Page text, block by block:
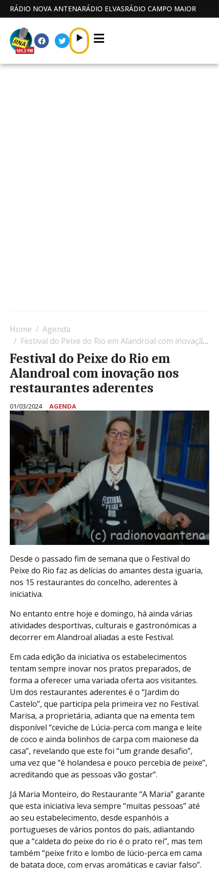
RÁDIO NOVA ANTENARÁDIO ELVASRÁDIO CAMPO MAIOR
Home
Agenda
Festival do Peixe do Rio em Alandroal com inovação nos restaurantes aderentes
Festival do Peixe do Rio em
Alandroal com inovação nos
restaurantes aderentes
01/03/2024 AGENDA
Desde o passado fim de semana que o Festival do
Peixe do Rio faz as delícias do amantes desta iguaria,
nos 15 restaurantes do concelho, aderentes à
iniciativa.
No entanto entre hoje e domingo, há ainda várias
atividades desportivas, culturais e gastronómicas a
decorrer em Alandroal aliadas a este Festival.
Em cada edição da iniciativa os estabelecimentos
tentam sempre inovar nos pratos preparados, de
forma a oferecer uma variada oferta aos visitantes.
Um dos restaurantes aderentes é o “Jardim do
Castelo”, que participa pela primeira vez no Festival.
Marisa, a proprietária, adianta que na ementa tem
disponível “ceviche de Lúcia-perca com manga e leite
de coco e ainda bolinhos de carpa com maionese da
casa”, revelando que este foi “um grande desafio”,
uma vez que “é holandesa e pouco percebia de peixe”,
acreditando que as pessoas vão gostar”.
Já Maria Monteiro, do Restaurante “A Maria” garante
que esta iniciativa leva sempre “muitas pessoas” até
ao seu estabelecimento, desde espanhóis a
portugueses de vários pontos do país, adiantando
que a “caldeta do peixe do rio é o prato rei”, mas tem
também “peixe frito e lombo de lúcio-perca em cama
de batata doce, com ervas aromáticas e caviar falso”.